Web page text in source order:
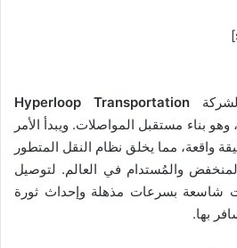
Hyperloop Transportation
بناء مستقبل المواصلات. ويبدأ الأمر
واقعة، مما يخلق نظام النقل المتطور
والمُستدام في العالم. لتوصيل
شاسعة بسرعات مذهلة وإحداث ثورة
بها.